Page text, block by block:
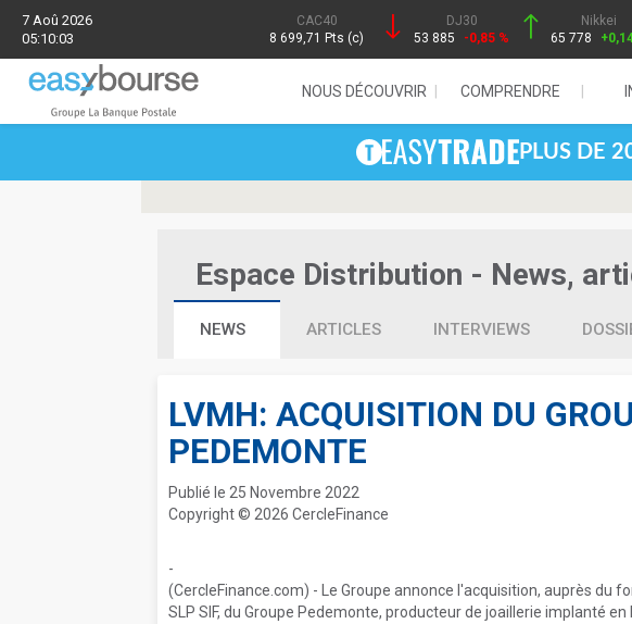
7 Aoû 2026
05:10:03
CAC40
8 699,71 Pts (c)
DJ30
53 885
-0,85 %
Nikkei
65 778
NOUS DÉCOUVRIR COMPRENDRE
PLUS DE
Espace Distribution - News,
NEWS ARTICLES INTERVIEWS
LVMH: ACQUISITION DU
PEDEMONTE
Publié le 25 Novembre 2022
Copyright © 2026 CercleFinance
-
(CercleFinance.com) - Le Groupe annonce l'acquisition, auprès du
SLP SIF, du Groupe Pedemonte, producteur de joaillerie implanté